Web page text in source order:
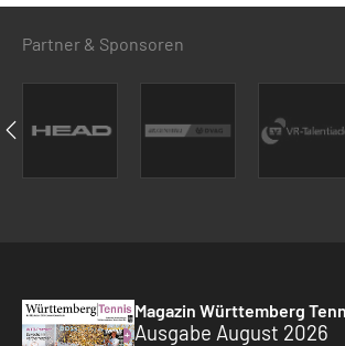
Partner & Sponsoren
Magazin Württemberg
Ausgabe August 2026